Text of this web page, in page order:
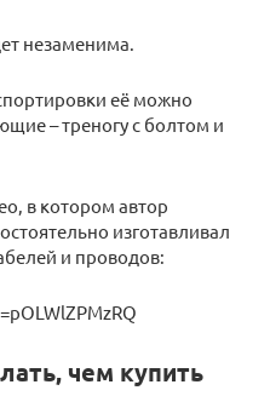
незаменима.
её можно
– треногу с болтом и
в котором автор
изготавливал
и проводов:
чем купить